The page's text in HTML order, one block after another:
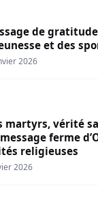
de
et des
2026
martyrs, vérité
ferme
religieuses
2026